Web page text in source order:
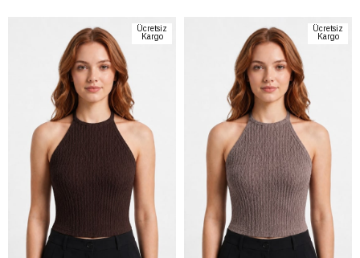
Ücretsiz
Kargo
Ücretsiz
Kargo